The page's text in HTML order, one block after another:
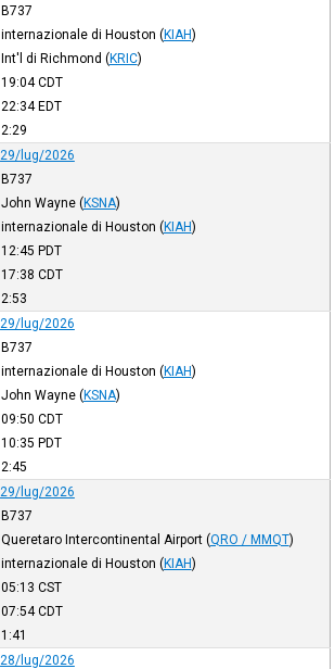
B737
internazionale di Houston (KIAH)
Int'l di Richmond (KRIC)
19:04CDT
22:34EDT
2:29
29/lug/2026
B737
John Wayne (KSNA)
internazionale di Houston (KIAH)
12:45 PDT
17:38 CDT
2:53
29/lug/2026
B737
internazionale di Houston (KIAH)
John Wayne (KSNA)
09:50 CDT
10:35 PDT
2:45
29/lug/2026
B737
Queretaro Intercontinental Airport (QRO / MMQT)
internazionale di Houston (KIAH)
05:13 CST
07:54CDT
1:41
28/lug/2026